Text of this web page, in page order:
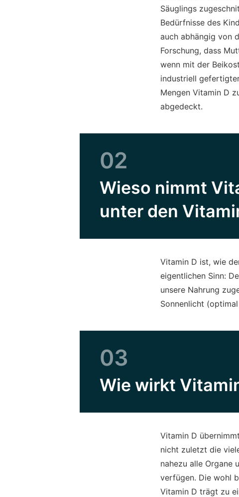
Säuglings
Bedürfnisse des
auch abhängig von
Forschung, dass
wenn mit der
industriell
Mengen Vitamin D
abgedeckt.
02
Wieso nimmt
unter den
Vitamin D ist, wie
eigentlichen Sinn:
unsere Nahrung
Sonnenlicht
03
Wie wirkt
Vitamin D
nicht zuletzt die
nahezu alle Organe
verfügen. Die wohl
Vitamin D trägt zu